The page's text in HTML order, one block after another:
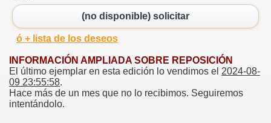
(no disponible) solicitar
ó + lista de los deseos
INFORMACIÓN AMPLIADA SOBRE REPOSICIÓN
El último ejemplar en esta edición lo vendimos el 2024-08-
09 23:55:58.
Hace más de un mes que no lo recibimos. Seguiremos
intentándolo.